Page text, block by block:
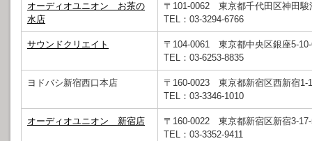
オーディオユニオン お茶の
水店
〒101-0062 東京都千代田区神田駿
TEL：03-3294-6766
サウンドクリエイト
〒104-0061 東京都中央区銀座5-
TEL：03-6253-8835
ヨドバシ新宿西口本店
〒160-0023 東京都新宿区西新宿1-
TEL：03-3346-1010
オーディオユニオン 新宿店
〒160-0022 東京都新宿区新宿3-
TEL：03-3352-9411